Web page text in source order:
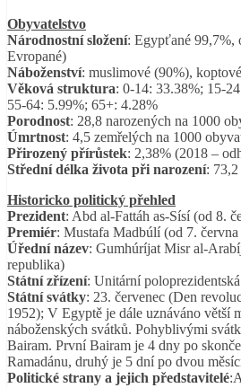
Obyvatelstvo
Národnostní složení: Egypťané 99,7%,
Evropané)
Náboženství: muslimové (90%),
Věková struktura: 0-14: 33.38%; 15-
55-64: 5.99%; 65+: 4.28%
Porodnost: 28,8 narozených na 1000
Úmrtnost: 4,5 zemřelých na 1000
Přirozený přírůstek: 2,38% (2018 –
Střední délka života při narození: 73,2
Historicko politický přehled
Prezident: Abd al-Fattáh as-Sísí (od 8.
Premiér: Mustafa Madbúlí (od 7.
Úřední název: Gumhúríjat Misr al-
republika)
Státní zřízení: Unitární
Státní svátky: 23. červenec (Den
1952); V Egyptě je dále uznáváno větší
náboženských svátků. Pohyblivými
Bairam. První Bairam je 4 dny po
Ramadánu, druhý je 5 dní po dvou
Politické strany a jejich představitelé